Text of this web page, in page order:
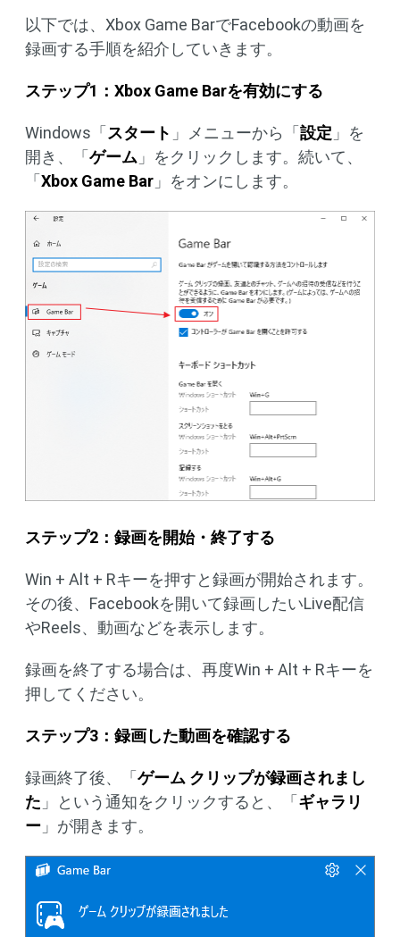
以下では、Xbox Game BarでFacebookの動画を
録画する手順を紹介していきます。
ステップ1：Xbox Game Barを有効にする
Windows「 スタート 」メニューから「 設定 」を
開き、「 ゲーム 」をクリックします。続いて、
「 Xbox Game Bar 」をオンにします。
ステップ2：録画を開始・終了する
Win + Alt + Rキーを押すと録画が開始されます。
その後、Facebookを開いて録画したいLive配信
やReels、動画などを表示します。
録画を終了する場合は、再度Win + Alt + Rキーを
押してください。
ステップ3：録画した動画を確認する
録画終了後、「 ゲーム クリップが録画されまし
た 」という通知をクリックすると、「 ギャラリ
ー 」が開きます。